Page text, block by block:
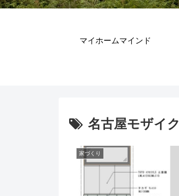
マイホームマインド
名古屋モザイク
家づくり